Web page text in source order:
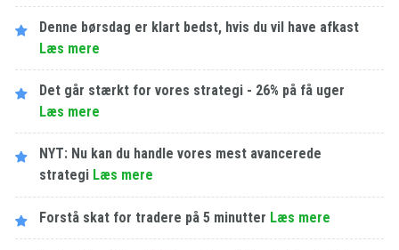
Denne børsdag er klart bedst, hvis du vil have afkast
Læs mere
Det går stærkt for vores strategi - 26% på få uger
Læs mere
NYT: Nu kan du handle vores mest avancerede
strategi Læs mere
Forstå skat for tradere på 5 minutter Læs mere